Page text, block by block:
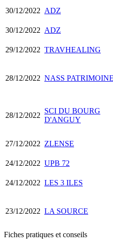
30/12/2022 ADZ
30/12/2022 ADZ
29/12/2022 TRAVHEALING
28/12/2022 NASS PATRIMOINE
28/12/2022
SCI DU BOURG
D'ANGUY
27/12/2022 ZLENSE
24/12/2022 UPB 72
24/12/2022 LES 3 ILES
23/12/2022 LA SOURCE
Fiches pratiques et conseils